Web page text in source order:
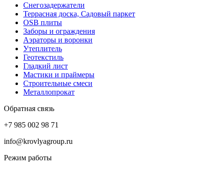
Снегозадержатели
Террасная доска, Садовый паркет
OSB плиты
Заборы и ограждения
Аэраторы и воронки
Утеплитель
Геотекстиль
Гладкий лист
Мастики и праймеры
Строительные смеси
Металлопрокат
Обратная связь
+7 985 002 98 71
info@krovlyagroup.ru
Режим работы